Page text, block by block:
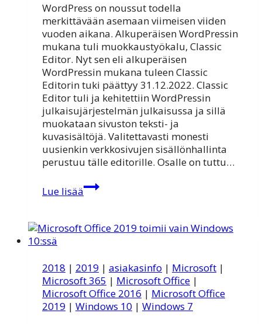
WordPress on noussut todella
merkittävään asemaan viimeisen viiden
vuoden aikana. Alkuperäisen WordPressin
mukana tuli muokkaustyökalu, Classic
Editor. Nyt sen eli alkuperäisen
WordPressin mukana tuleen Classic
Editorin tuki päättyy 31.12.2022. Classic
Editor tuli ja kehitettiin WordPressin
julkaisujärjestelmän julkaisussa ja sillä
muokataan sivuston teksti- ja
kuvasisältöjä. Valitettavasti monesti
uusienkin verkkosivujen sisällönhallinta
perustuu tälle editorille. Osalle on tuttu…
Lue lisää
Classic
Editor
WordPress
/
2018 | 2019 | asiakasinfo | Microsoft |
Microsoft 365 | Microsoft Office |
Microsoft Office 2016 | Microsoft Office
2019 | Windows 10 | Windows 7